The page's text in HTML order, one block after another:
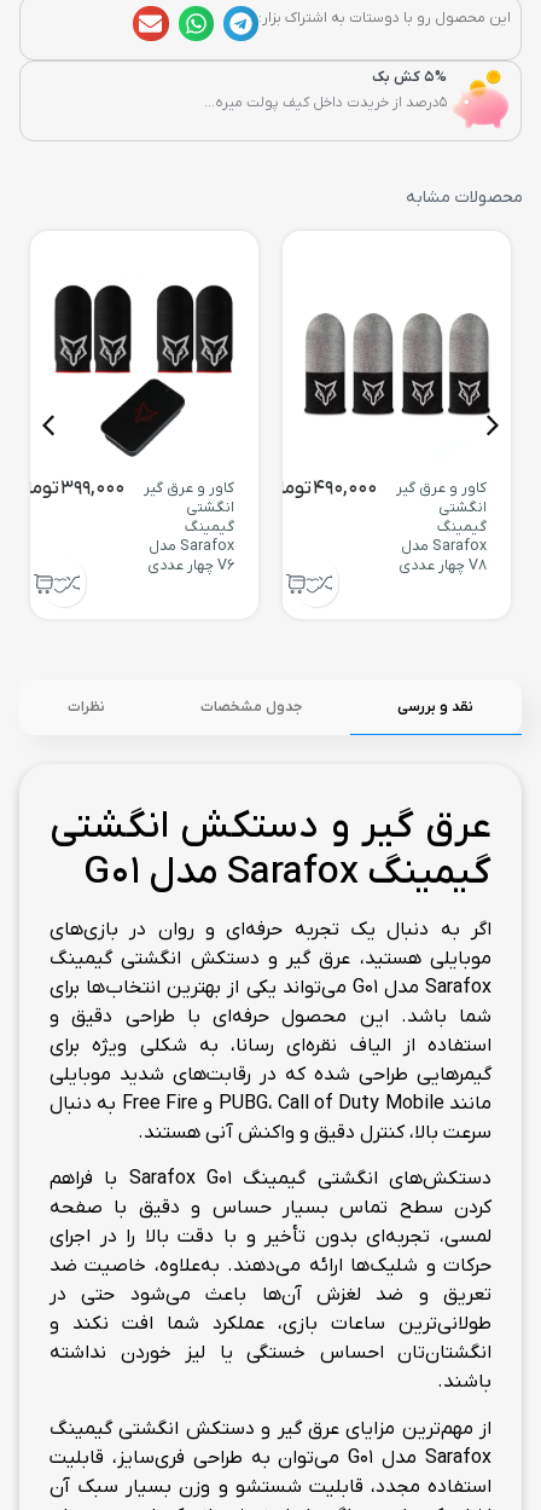
این محصول رو با دوستات به اشتراک بزار:
5% کش بک
5درصد از خریدت داخل کیف پولت میره...
محصولات مشابه
کاور و عرق گیر
انگشتی
گیمینگ
Sarafox مدل
V8 چهار عددی
490,000تومان
کاور و عرق گیر
انگشتی
گیمینگ
Sarafox مدل
V6 چهار عددی
399,000تومان
نقد و بررسی جدول مشخصات نظرات
عرق گیر و دستکش انگشتی
گیمینگ Sarafox مدل G01
اگر به دنبال یک تجربه حرفه‌ای و روان در بازی‌های
موبایلی هستید، عرق گیر و دستکش انگشتی گیمینگ
Sarafox مدل G01 می‌تواند یکی از بهترین انتخاب‌ها برای
شما باشد. این محصول حرفه‌ای با طراحی دقیق و
استفاده از الیاف نقره‌ای رسانا، به شکلی ویژه برای
گیمرهایی طراحی شده که در رقابت‌های شدید موبایلی
مانند PUBG، Call of Duty Mobile و Free Fire به دنبال
سرعت بالا، کنترل دقیق و واکنش آنی هستند.
دستکش‌های انگشتی گیمینگ Sarafox G01 با فراهم
کردن سطح تماس بسیار حساس و دقیق با صفحه
لمسی، تجربه‌ای بدون تأخیر و با دقت بالا را در اجرای
حرکات و شلیک‌ها ارائه می‌دهند. به‌علاوه، خاصیت ضد
تعریق و ضد لغزش آن‌ها باعث می‌شود حتی در
طولانی‌ترین ساعات بازی، عملکرد شما افت نکند و
انگشتان‌تان احساس خستگی یا لیز خوردن نداشته
باشند.
از مهم‌ترین مزایای عرق گیر و دستکش انگشتی گیمینگ
Sarafox مدل G01 می‌توان به طراحی فری‌سایز، قابلیت
استفاده مجدد، قابلیت شستشو و وزن بسیار سبک آن